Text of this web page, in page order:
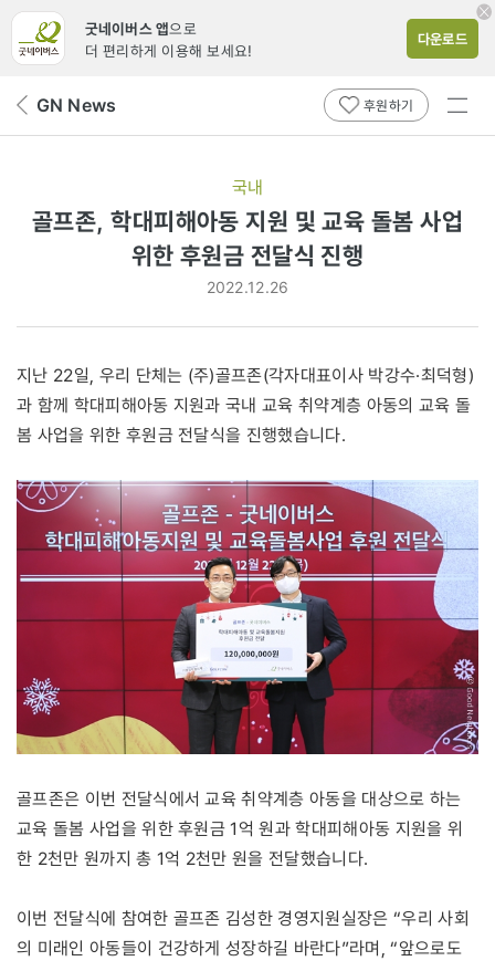
굿네이버스 앱으로
더 편리하게 이용해 보세요!
다운로드
뒤 GN News 후원하기
전체
국내
골프존, 학대피해아동 지원 및 교육 돌봄 사업
위한 후원금 전달식 진행
2022.12.26
지난 22일, 우리 단체는 (주)골프존(각자대표이사 박강수·최덕형)
과 함께 학대피해아동 지원과 국내 교육 취약계층 아동의 교육 돌
봄 사업을 위한 후원금 전달식을 진행했습니다.
골프존은 이번 전달식에서 교육 취약계층 아동을 대상으로 하는
교육 돌봄 사업을 위한 후원금 1억 원과 학대피해아동 지원을 위
한 2천만 원까지 총 1억 2천만 원을 전달했습니다.
이번 전달식에 참여한 골프존 김성한 경영지원실장은 “우리 사회
의 미래인 아동들이 건강하게 성장하길 바란다”라며, “앞으로도